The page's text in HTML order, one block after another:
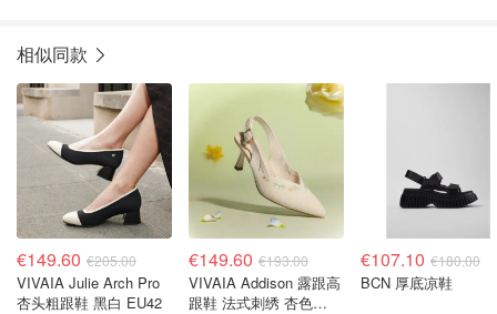
相似同款
€149.60 €205.00
VIVAIA Julie Arch Pro
杏头粗跟鞋 黑白 EU42
€149.60 €193.00
VIVAIA Addison 露跟高
跟鞋 法式刺绣 杏色
€107.10 €180.00
BCN 厚底凉鞋